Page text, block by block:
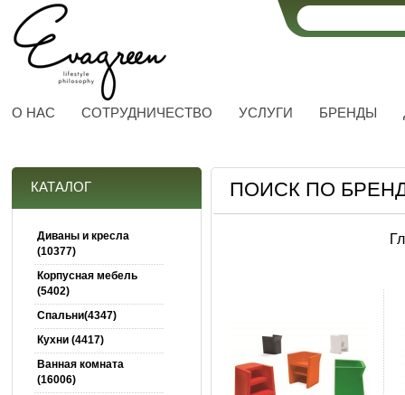
О НАС СОТРУДНИЧЕСТВО УСЛУГИ БРЕНДЫ
КАТАЛОГ
Диваны и кресла
(10377)
Корпусная мебель
(5402)
Спальни(4347)
Кухни (4417)
Ванная комната
(16006)
ПОИСК ПО